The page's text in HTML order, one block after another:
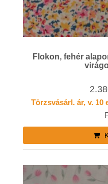
Flokon, fehér
Törzsvásárl. ár, v. 10